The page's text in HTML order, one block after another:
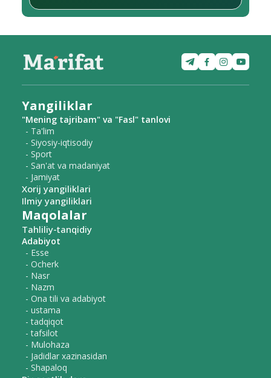
Yangiliklar
"Mening tajribam" va "Fasl" tanlovi
- Ta'lim
- Siyosiy-iqtisodiy
- Sport
- San'at va madaniyat
- Jamiyat
Xorij yangiliklari
Ilmiy yangiliklari
Maqolalar
Tahliliy-tanqidiy
Adabiyot
- Esse
- Ocherk
- Nasr
- Nazm
- Ona tili va adabiyot
- ustama
- tadqiqot
- tafsilot
- Mulohaza
- Jadidlar xazinasidan
- Shapaloq